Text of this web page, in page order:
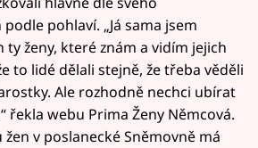
pohlaví. „Já sama jsem
ty ženy, které znám a vidím jejich
to lidé dělali stejně, že třeba věděli
Ale rozhodně nechci ubírat
řekla webu Prima Ženy Němcová.
v poslanecké Sněmovně má